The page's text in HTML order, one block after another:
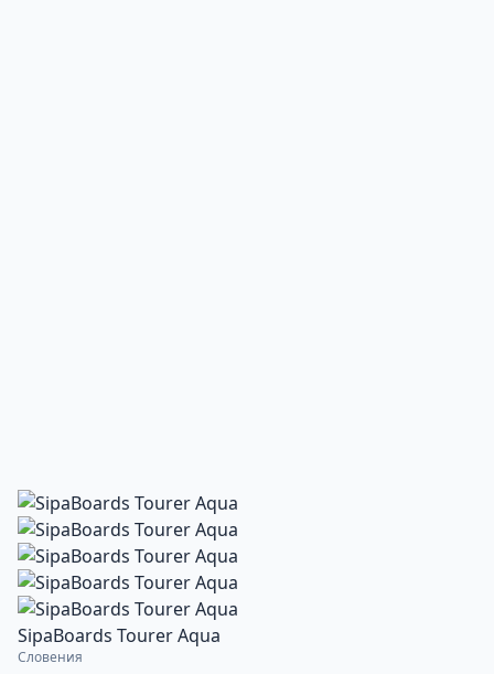
SipaBoards Tourer Aqua
Словения